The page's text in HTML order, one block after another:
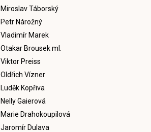
Miroslav Táborský
Petr Nárožný
Vladimír Marek
Otakar Brousek ml.
Viktor Preiss
Oldřich Vízner
Luděk Kopřiva
Nelly Gaierová
Marie Drahokoupilová
Jaromír Dulava